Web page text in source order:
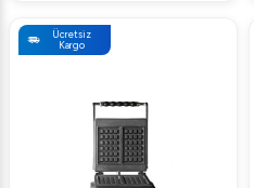
Ücretsiz
Kargo